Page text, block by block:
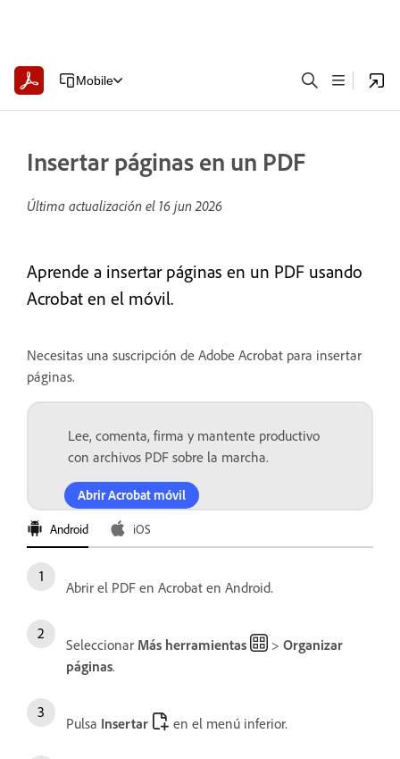
Mobile
Insertar páginas en un PDF
Última actualización el 16 jun 2026
Aprende a insertar páginas en un PDF usando
Acrobat en el móvil.
Necesitas una suscripción de Adobe Acrobat para insertar
páginas.
Lee, comenta, firma y mantente productivo
con archivos PDF sobre la marcha.
Abrir Acrobat móvil
Android iOS
Abrir el PDF en Acrobat en Android.
Seleccionar Más herramientas > Organizar
páginas.
Pulsa Insertar en el menú inferior.